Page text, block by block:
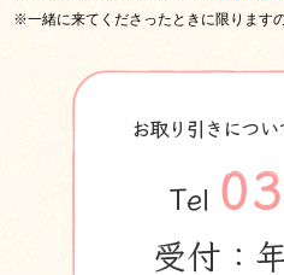
※一緒に来てくださったときに限ります